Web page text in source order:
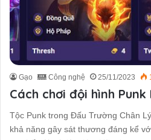
Gạo Công nghệ 25/11/2023
Cách chơi đội hình Punk
Tộc Punk trong Đấu Trường Chân
khả năng gây sát thương đáng kể